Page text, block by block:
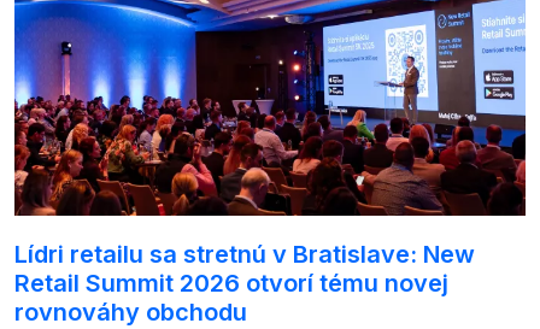
Lídri retailu sa stretnú v Bratislave: New
Retail Summit 2026 otvorí tému novej
rovnováhy obchodu